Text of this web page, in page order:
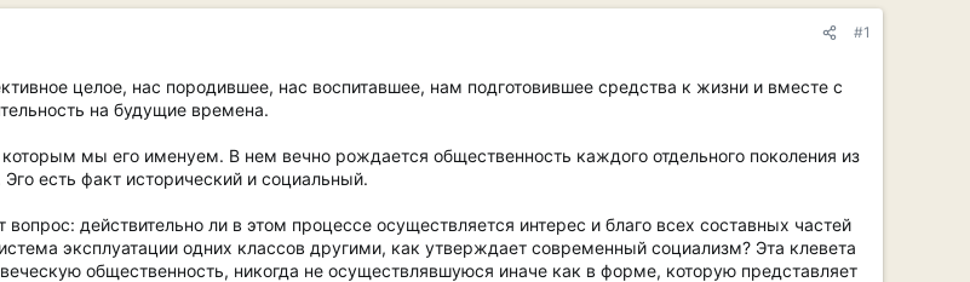
#1
целое, нас породившее, нас воспитавшее, нам подготовившее средства к жизни и вместе с
на будущие времена.
мы его именуем. В нем вечно рождается общественность каждого отдельного поколения из
есть факт исторический и социальный.
действительно ли в этом процессе осуществляется интерес и благо всех составных частей
эксплуатации одних классов другими, как утверждает современный социализм? Эта клевета
общественность, никогда не осуществлявшуюся иначе как в форме, которую представляет